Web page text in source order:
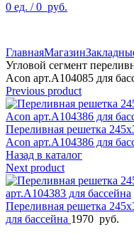
0 ед. / 0 руб.
ГлавнаяМагазин
Угловой сегмент
Acon арт.A104085 для
Previous product
Переливная решетка
Acon арт.A104386 для
Назад в каталог
Next product
Переливная решетка
для бассейна 1970 руб.